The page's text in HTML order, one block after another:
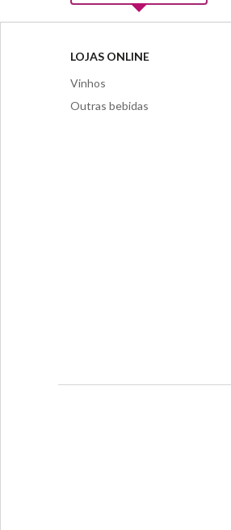
LOJAS ONLINE
Vinhos
Outras bebidas